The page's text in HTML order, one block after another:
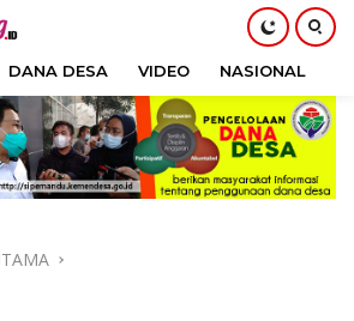
DANA DESA VIDEO NASIONAL